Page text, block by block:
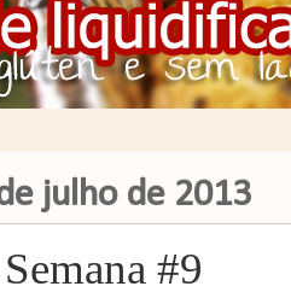
julho de 2013
#9